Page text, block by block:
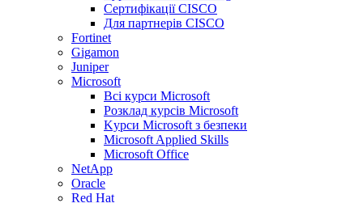
Сертифікації CISCO
Для партнерів CISCO
Fortinet
Gigamon
Juniper
Microsoft
Всі курси Microsoft
Розклад курсів Microsoft
Kyрси Microsoft з безпеки
Microsoft Applied Skills
Microsoft Office
NetApp
Oracle
Red Hat